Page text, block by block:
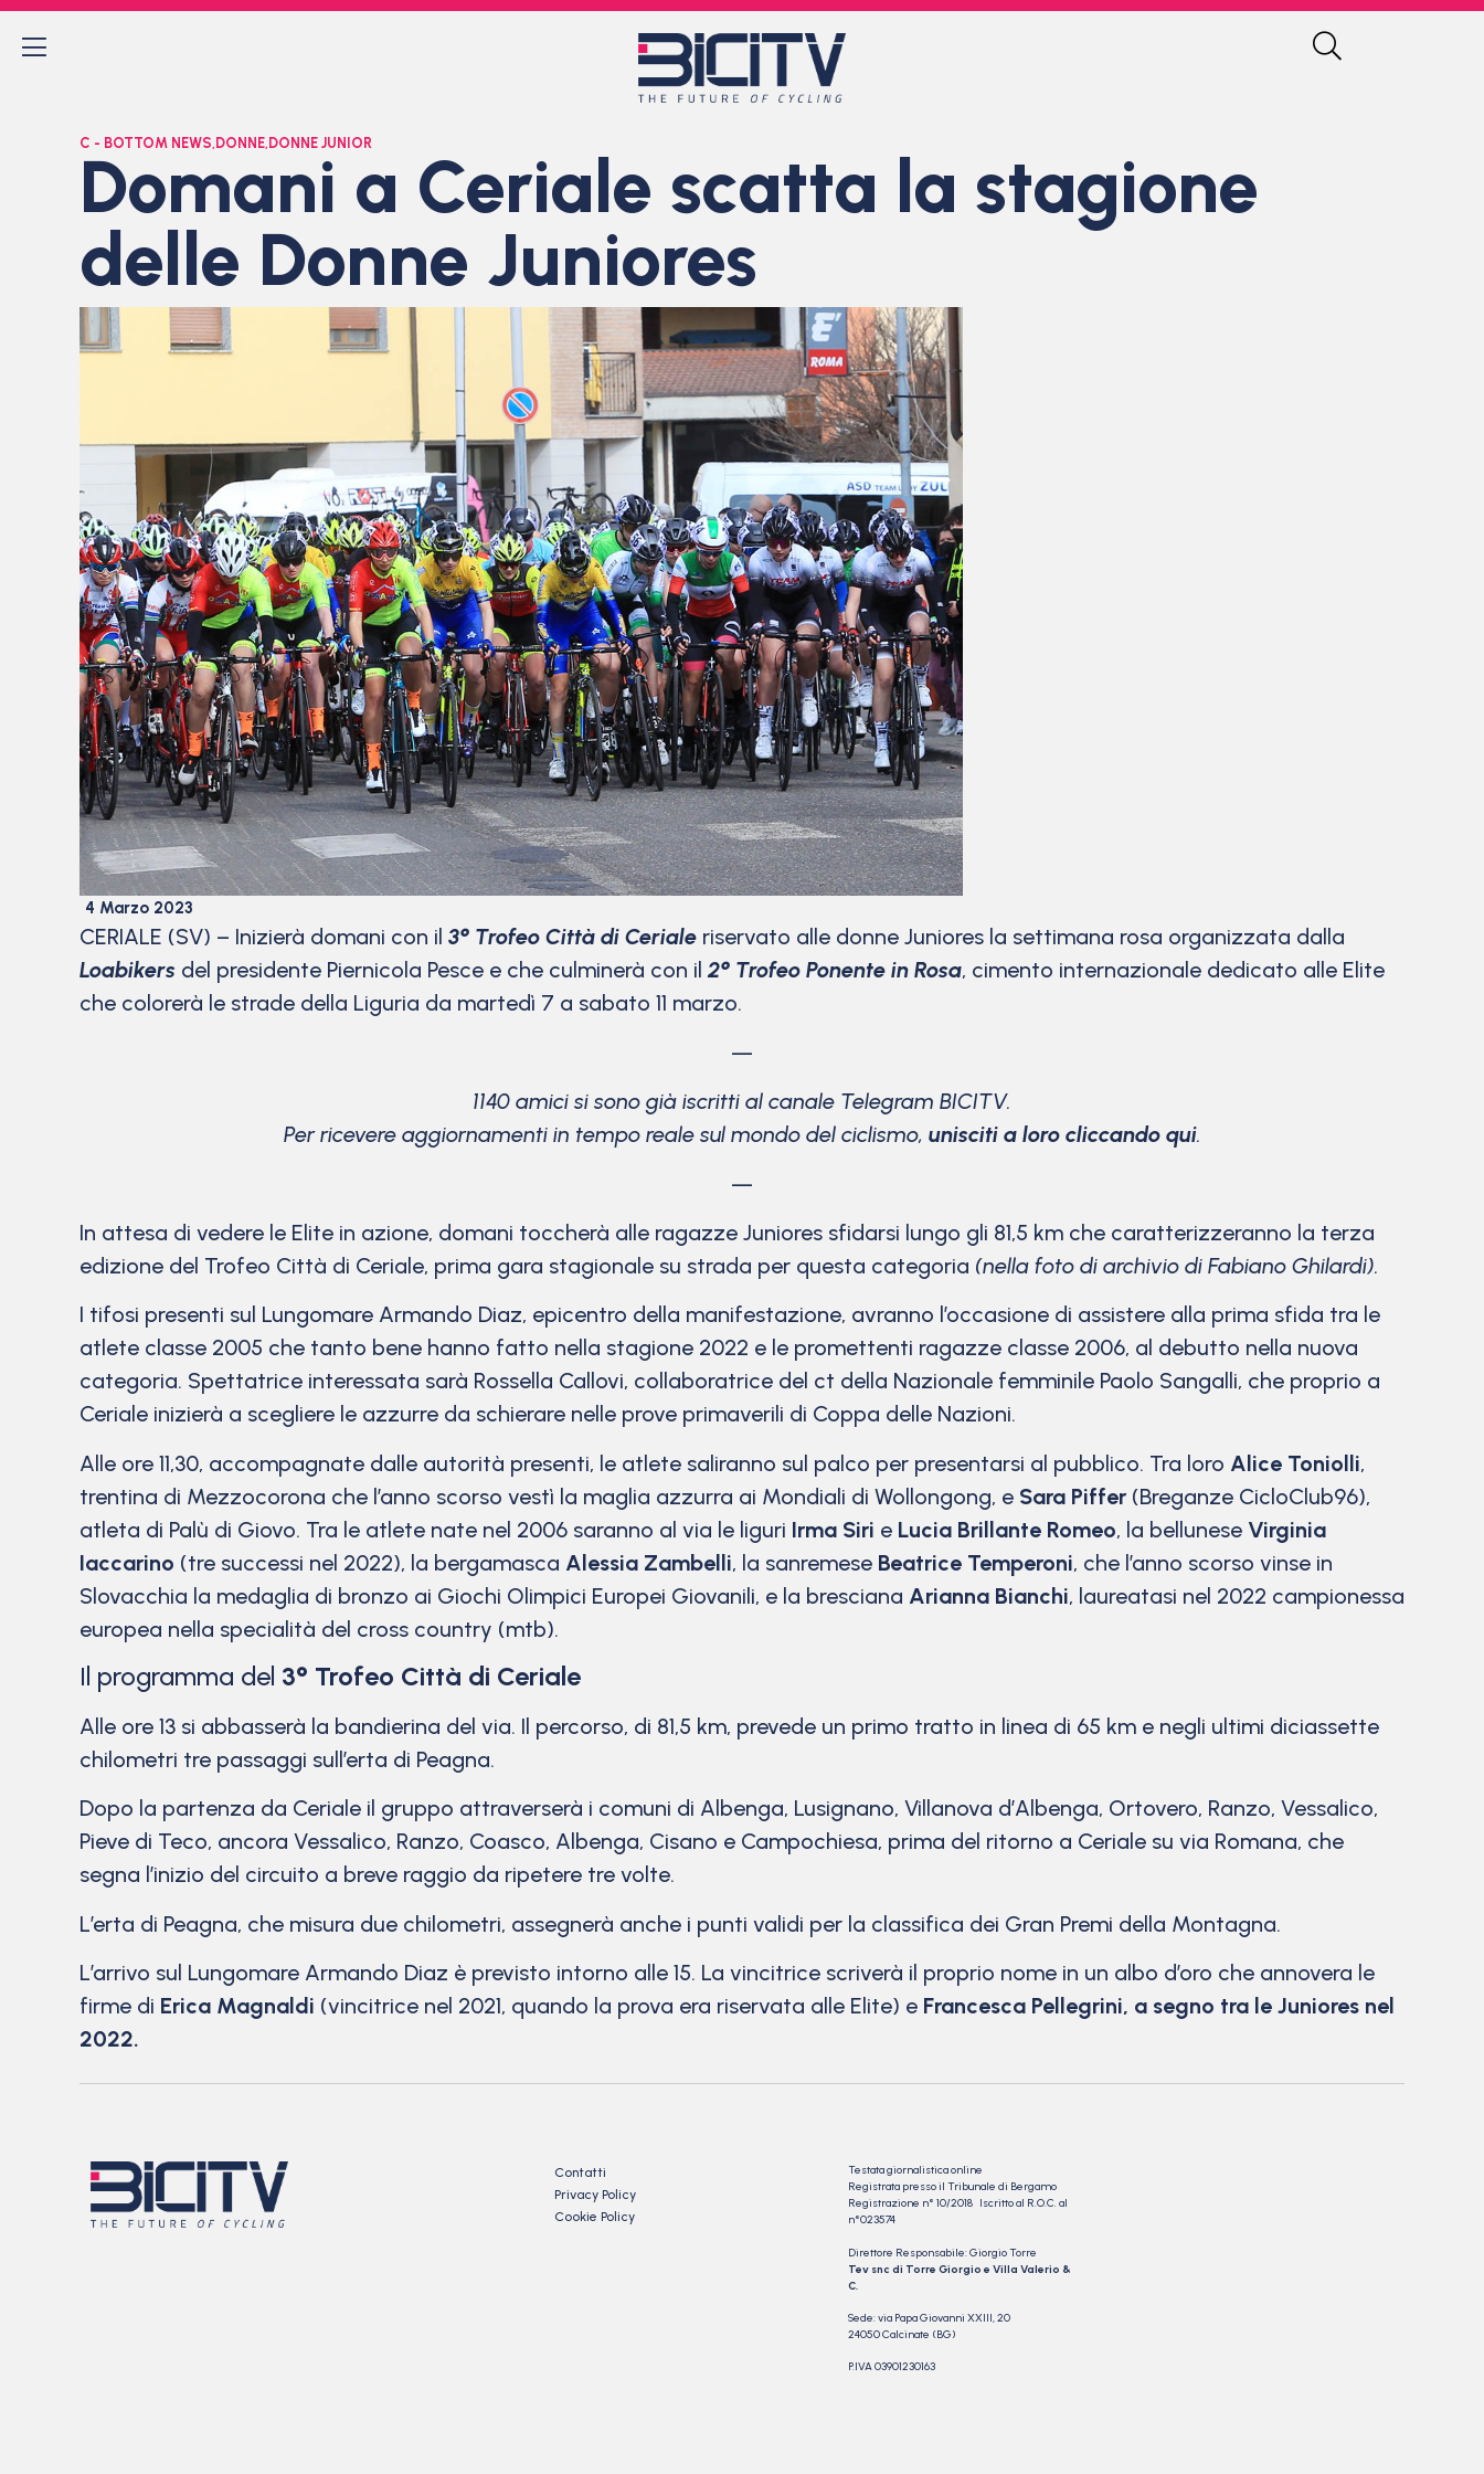
C - BOTTOM NEWS, DONNE, DONNE JUNIOR
Domani a Ceriale scatta la stagione
delle Donne Juniores
4 Marzo 2023
CERIALE (SV) – Inizierà domani con il 3° Trofeo Città di Ceriale riservato alle donne Juniores la settimana rosa organizzata dalla
Loabikers del presidente Piernicola Pesce e che culminerà con il2° Trofeo Ponente in Rosa, cimento internazionale dedicato alle Elite
che colorerà le strade della Liguria da martedì 7 a sabato 11 marzo.
—
1140 amici si sono già iscritti al canale Telegram BICITV.
Per ricevere aggiornamenti in tempo reale sul mondo del ciclismo, unisciti a loro cliccando qui.
—
In attesa di vedere le Elite in azione, domani toccherà alle ragazze Juniores sfidarsi lungo gli 81,5 km che caratterizzeranno la terza
edizione del Trofeo Città di Ceriale, prima gara stagionale su strada per questa categoria (nella foto di archivio di Fabiano Ghilardi).
I tifosi presenti sul Lungomare Armando Diaz, epicentro della manifestazione, avranno l’occasione di assistere alla prima sfida tra le
atlete classe 2005 che tanto bene hanno fatto nella stagione 2022 e le promettenti ragazze classe 2006, al debutto nella nuova
categoria. Spettatrice interessata sarà Rossella Callovi, collaboratrice del ct della Nazionale femminile Paolo Sangalli, che proprio a
Ceriale inizierà a scegliere le azzurre da schierare nelle prove primaverili di Coppa delle Nazioni.
Alle ore 11,30, accompagnate dalle autorità presenti, le atlete saliranno sul palco per presentarsi al pubblico. Tra loro Alice Toniolli,
trentina di Mezzocorona che l’anno scorso vestì la maglia azzurra ai Mondiali di Wollongong, e Sara Piffer (Breganze CicloClub96),
atleta di Palù di Giovo. Tra le atlete nate nel 2006 saranno al via le liguri Irma Siri e Lucia Brillante Romeo, la bellunese Virginia
Iaccarino (tre successi nel 2022), la bergamasca Alessia Zambelli, la sanremese Beatrice Temperoni, che l’anno scorso vinse in
Slovacchia la medaglia di bronzo ai Giochi Olimpici Europei Giovanili, e la bresciana Arianna Bianchi, laureatasi nel 2022 campionessa
europea nella specialità del cross country (mtb).
Il programma del 3° Trofeo Città di Ceriale
Alle ore 13 si abbasserà la bandierina del via. Il percorso, di 81,5 km, prevede un primo tratto in linea di 65 km e negli ultimi diciassette
chilometri tre passaggi sull’erta di Peagna.
Dopo la partenza da Ceriale il gruppo attraverserà i comuni di Albenga, Lusignano, Villanova d’Albenga, Ortovero, Ranzo, Vessalico,
Pieve di Teco, ancora Vessalico, Ranzo, Coasco, Albenga, Cisano e Campochiesa, prima del ritorno a Ceriale su via Romana, che
segna l’inizio del circuito a breve raggio da ripetere tre volte.
L’erta di Peagna, che misura due chilometri, assegnerà anche i punti validi per la classifica dei Gran Premi della Montagna.
L’arrivo sul Lungomare Armando Diaz è previsto intorno alle 15. La vincitrice scriverà il proprio nome in un albo d’oro che annovera le
firme di Erica Magnaldi (vincitrice nel 2021, quando la prova era riservata alle Elite) e Francesca Pellegrini, a segno tra le Juniores nel
2022.
Contatti
Privacy Policy
Cookie Policy
Testata giornalistica online
Registrata presso il Tribunale di Bergamo
Registrazione n° 10/2018 Iscritto al R.O.C. al
n°023574
Direttore Responsabile: Giorgio Torre
Tev snc di Torre Giorgio e Villa Valerio &
C.
Sede: via Papa Giovanni XXIII, 20
24050 Calcinate (BG)
P.IVA 03901230163